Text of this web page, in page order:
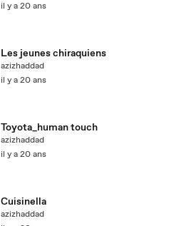
il y a 20 ans
Les jeunes chiraquiens
azizhaddad
il y a 20 ans
Toyota_human touch
azizhaddad
il y a 20 ans
Cuisinella
azizhaddad